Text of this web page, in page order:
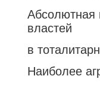
Абсолютная
властей
в
Наиболее